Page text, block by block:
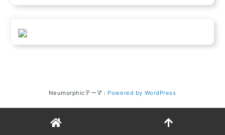
Neumorphicテーマ : Powered by WordPress